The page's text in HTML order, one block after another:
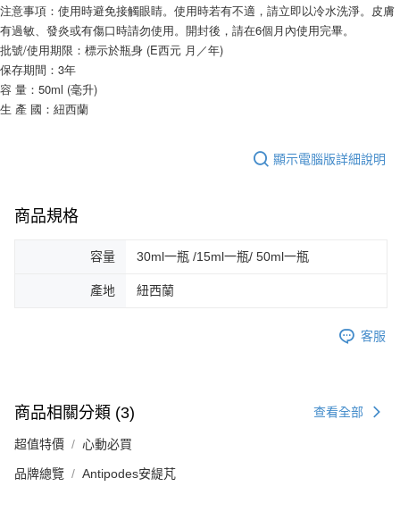
注意事項：使用時避免接觸眼睛。使用時若有不適，請立即以冷水洗淨。皮膚
有過敏、發炎或有傷口時請勿使用。開封後，請在6個月內使用完畢。
批號/使用期限：標示於瓶身 (E西元 月／年)
保存期間：3年
容 量：50ml (毫升)
生 產 國：紐西蘭
顯示電腦版詳細說明
商品規格
容量 30ml一瓶 /15ml一瓶/ 50ml一瓶
產地 紐西蘭
客服
商品相關分類 (3) 查看全部
超值特價 心動必買
品牌總覽 Antipodes安緹芃